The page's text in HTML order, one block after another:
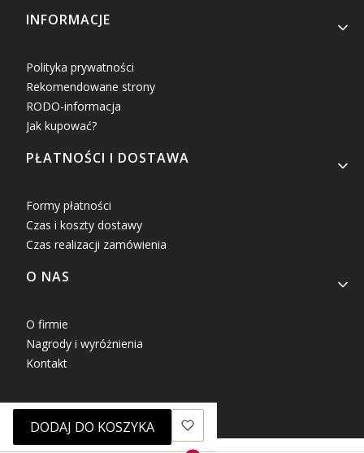
INFORMACJE
Polityka prywatności
Rekomendowane strony
RODO-informacja
Jak kupować?
PŁATNOŚCI I DOSTAWA
Formy płatności
Czas i koszty dostawy
Czas realizacji zamówienia
O NAS
O firmie
Nagrody i wyróżnienia
Kontakt
DODAJ DO KOSZYKA